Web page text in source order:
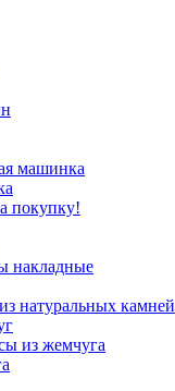
машинка
покупку!
накладные
натуральных камней
из жемчуга